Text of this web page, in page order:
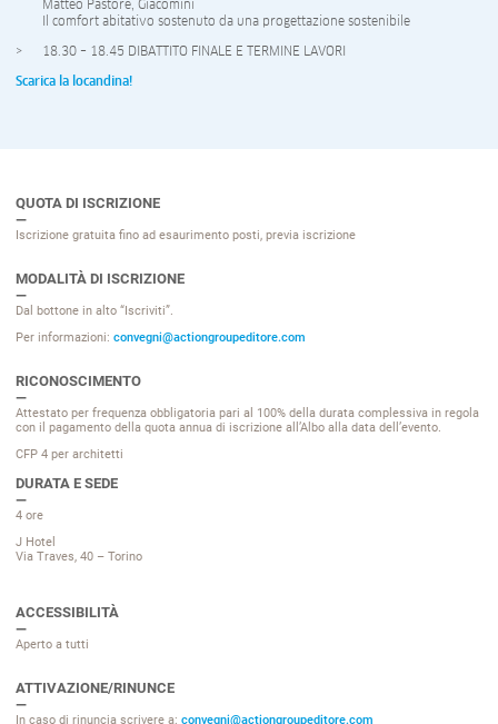
Matteo Pastore, Giacomini
Il comfort abitativo sostenuto da una progettazione sostenibile
18.30 – 18.45 DIBATTITO FINALE E TERMINE LAVORI
Scarica la locandina!
QUOTA DI ISCRIZIONE
Iscrizione gratuita fino ad esaurimento posti, previa iscrizione
MODALITÀ DI ISCRIZIONE
Dal bottone in alto “Iscriviti”.
Per informazioni: convegni@actiongroupeditore.com
RICONOSCIMENTO
Attestato per frequenza obbligatoria pari al 100% della durata complessiva in regola
con il pagamento della quota annua di iscrizione all’Albo alla data dell’evento.
CFP 4 per architetti
DURATA E SEDE
4 ore
J Hotel
Via Traves, 40 – Torino
ACCESSIBILITÀ
Aperto a tutti
ATTIVAZIONE/RINUNCE
In caso di rinuncia scrivere a: convegni@actiongroupeditore.com